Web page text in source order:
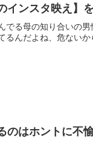
インスタ映え】
でる母の知り合いの
るんだよね、危ない
のはホントに不